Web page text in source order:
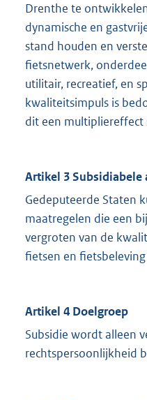
Drenthe te
dynamische en
stand houden en
fietsnetwerk,
utilitair, recreatief, en
kwaliteitsimpuls is
dit een
Artikel 3 Subsidiabele
Gedeputeerde Staten
maatregelen die een
vergroten van de
fietsen en
Artikel 4 Doelgroep
Subsidie wordt alleen
rechtspersoonlijkheid